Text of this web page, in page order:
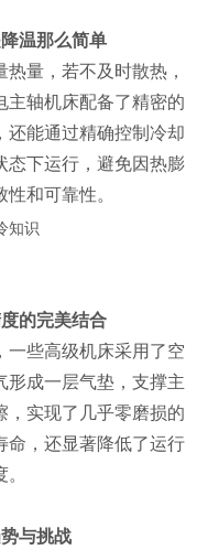
温那么简单
量，若不及时散热，
主轴机床配备了精密的
还能通过精确控制冷却
态下运行，避免因热膨
和可靠性。
的完美结合
些高级机床采用了空
形成一层气垫，支撑主
，实现了几乎零磨损的
命，还显著降低了运行
与挑战